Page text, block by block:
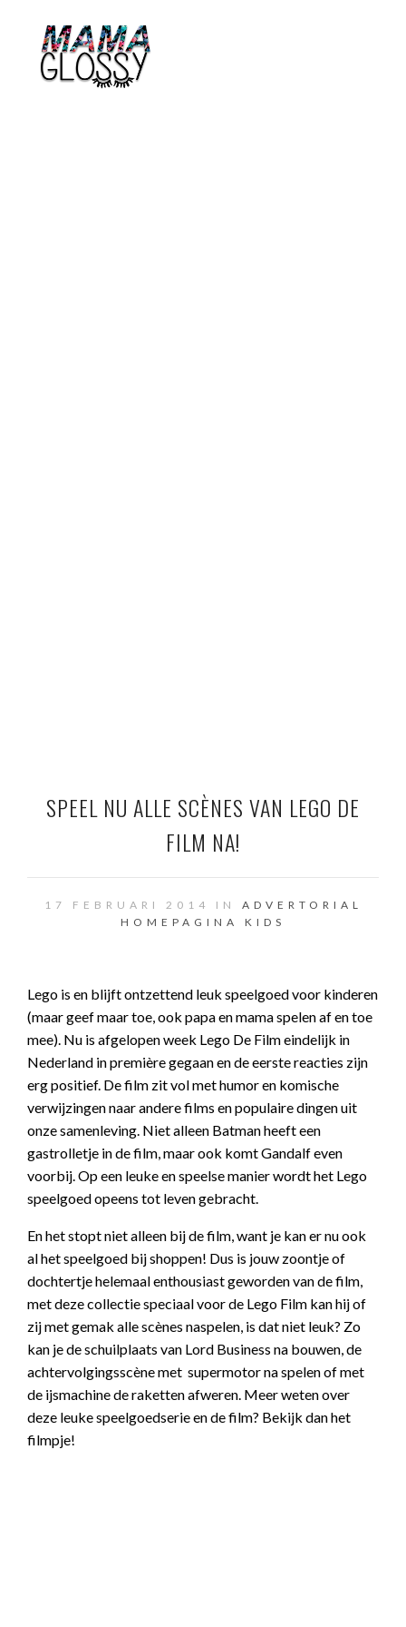
SPEEL NU ALLE SCÈNES VAN LEGO DE
FILM NA!
17 FEBRUARI 2014 IN ADVERTORIAL
HOMEPAGINA
KIDS
Lego is en blijft ontzettend leuk speelgoed voor kinderen
(maar geef maar toe, ook papa en mama spelen af en toe
mee). Nu is afgelopen week Lego De Film eindelijk in
Nederland in première gegaan en de eerste reacties zijn
erg positief. De film zit vol met humor en komische
verwijzingen naar andere films en populaire dingen uit
onze samenleving. Niet alleen Batman heeft een
gastrolletje in de film, maar ook komt Gandalf even
voorbij. Op een leuke en speelse manier wordt het Lego
speelgoed opeens tot leven gebracht.
En het stopt niet alleen bij de film, want je kan er nu ook
al het speelgoed bij shoppen! Dus is jouw zoontje of
dochtertje helemaal enthousiast geworden van de film,
met deze collectie speciaal voor de Lego Film kan hij of
zij met gemak alle scènes naspelen, is dat niet leuk? Zo
kan je de schuilplaats van Lord Business na bouwen, de
achtervolgingsscène met supermotor na spelen of met
de ijsmachine de raketten afweren. Meer weten over
deze leuke speelgoedserie en de film? Bekijk dan het
filmpje!